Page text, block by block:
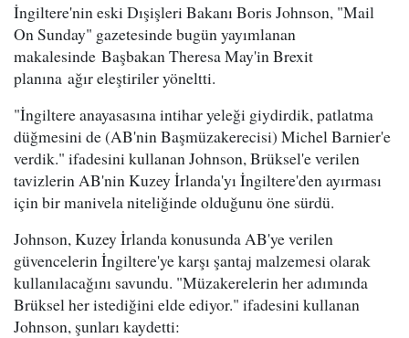
İngiltere'nin eski Dışişleri Bakanı Boris Johnson, "Mail
On Sunday" gazetesinde bugün yayımlanan
makalesinde Başbakan Theresa May'in Brexit
planına ağır eleştiriler yöneltti.
"İngiltere anayasasına intihar yeleği giydirdik, patlatma
düğmesini de (AB'nin Başmüzakerecisi) Michel Barnier'e
verdik." ifadesini kullanan Johnson, Brüksel'e verilen
tavizlerin AB'nin Kuzey İrlanda'yı İngiltere'den ayırması
için bir manivela niteliğinde olduğunu öne sürdü.
Johnson, Kuzey İrlanda konusunda AB'ye verilen
güvencelerin İngiltere'ye karşı şantaj malzemesi olarak
kullanılacağını savundu. "Müzakerelerin her adımında
Brüksel her istediğini elde ediyor." ifadesini kullanan
Johnson, şunları kaydetti: